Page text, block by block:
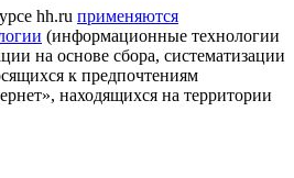
hh.ru применяются
(информационные технологии
на основе сбора, систематизации
к предпочтениям
находящихся на территории